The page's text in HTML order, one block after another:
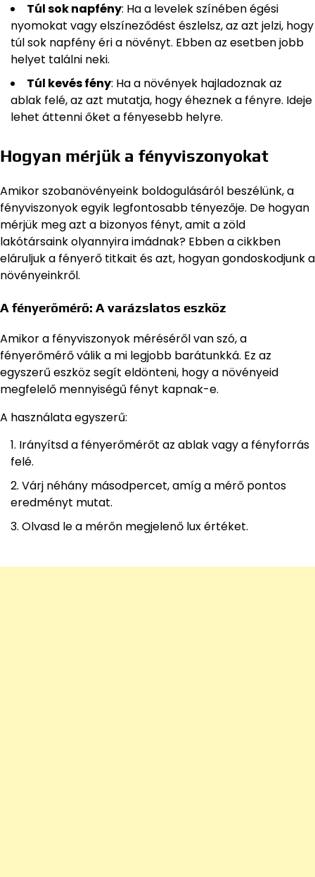
Túl sok napfény: Ha a levelek színében égési
nyomokat vagy elszíneződést észlelsz, az azt jelzi, hogy
túl sok napfény éri a növényt. Ebben az esetben jobb
helyet találni neki.
Túl kevés fény: Ha a növények hajladoznak az
ablak felé, az azt mutatja, hogy éheznek a fényre. Ideje
lehet áttenni őket a fényesebb helyre.
Hogyan mérjük a fényviszonyokat
Amikor szobanövényeink boldogulásáról beszélünk, a
fényviszonyok egyik legfontosabb tényezője. De hogyan
mérjük meg azt a bizonyos fényt, amit a zöld
lakótársaink olyannyira imádnak? Ebben a cikkben
eláruljuk a fényerő titkait és azt, hogyan gondoskodjunk a
növényeinkről.
A fényerőmérő: A varázslatos eszköz
Amikor a fényviszonyok méréséről van szó, a
fényerőmérő válik a mi legjobb barátunkká. Ez az
egyszerű eszköz segít eldönteni, hogy a növényeid
megfelelő mennyiségű fényt kapnak-e.
A használata egyszerű:
Irányítsd a fényerőmérőt az ablak vagy a fényforrás
felé.
Várj néhány másodpercet, amíg a mérő pontos
eredményt mutat.
Olvasd le a mérőn megjelenő lux értéket.